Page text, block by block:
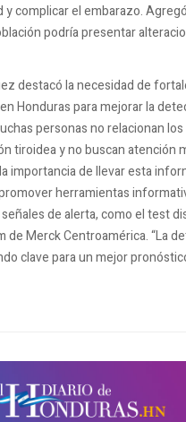
complicar el embarazo.
podría presentar
destacó la necesidad de
Honduras para mejorar la
personas no relacionan
tiroidea y no buscan atención
importancia de llevar esta
herramientas
de alerta, como el test
de Merck Centroamérica. “La
clave para un mejor